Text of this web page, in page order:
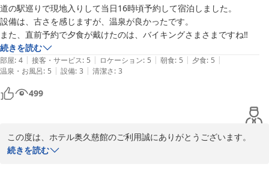
もご入浴いただけたこと、大変光栄でございます。
また、期間限定の串揚げフェアもお楽しみいただけたようで嬉しい
限りです。アスパラガスや岩下の新生姜タルタルソース、さらに名
物の梅酒までご堪能いただけたとのお言葉は、調理スタッフにとっ
て大きな励みとなります。
ツーリングでお越しのお客様への対応にも暖かいお言葉をありがと
うございます。次回はぜひ愛車でお越しいただき、大子町の自然や
温泉をさらに満喫していただければ幸いです。
またお会いできます日を、スタッフ一同心よりお待ちしておりま
ホテル奥久慈館
道の駅巡りで現地入りして当日16時頃予約して宿泊しました。
設備は、古さを感じますが、温泉が良かったです。
また、直前予約で夕食が戴けたのは、バイキングさまさまですね‼️
続きを読む
部屋: 4 | 接客・サービス: 5 | ロケーション: 5 | 朝食: 5 | 夕食: 5 |
温泉・お風呂: 5 | 設備: 3 | 清潔さ: 3
499
この度は、ホテル奥久慈館のご利用誠にありがとうございます。
設備の古さが感じられ至らぬ点があったと思いますが、当館の温泉
続きを読む